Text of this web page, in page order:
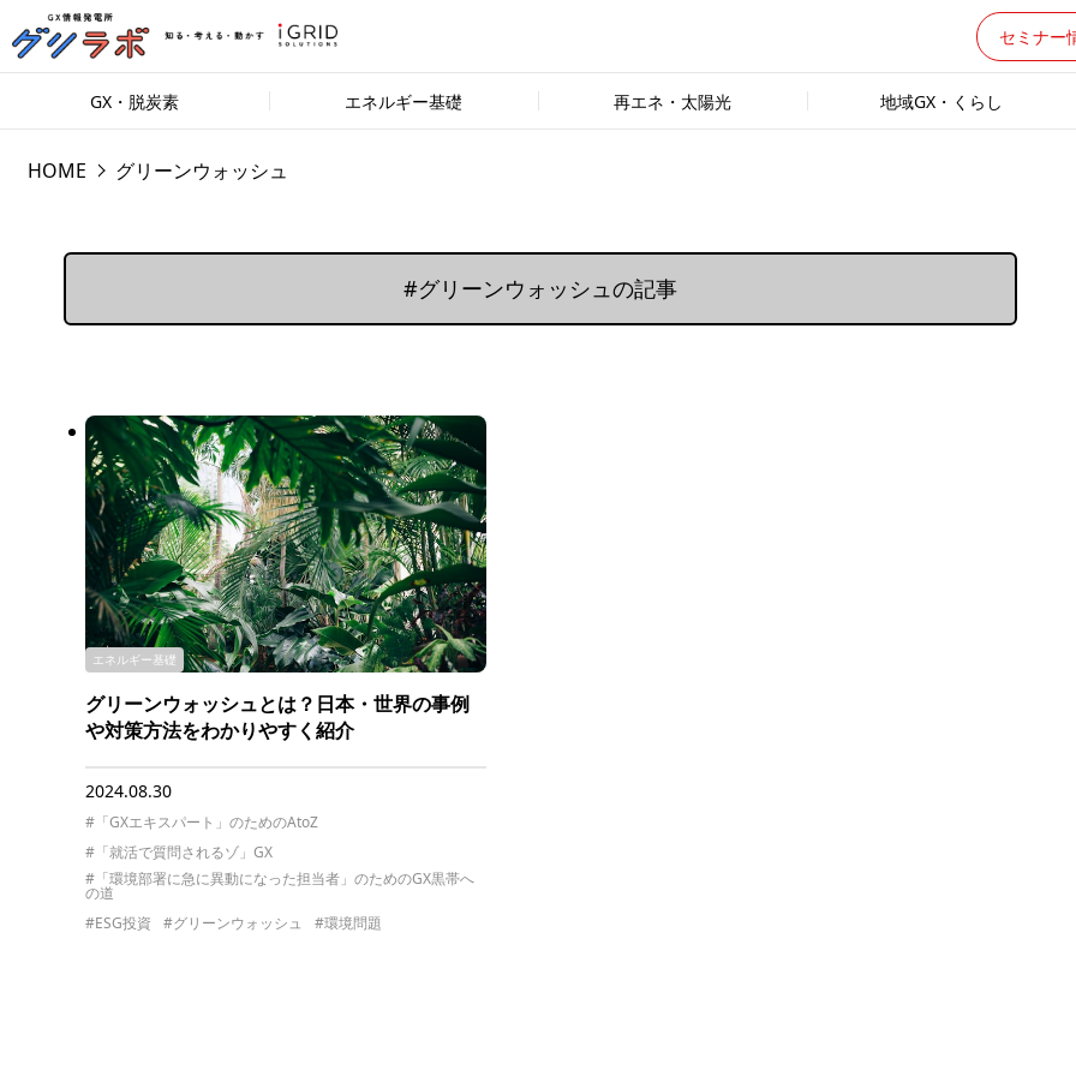
セミナー
GX・脱炭素 エネルギー基礎 再エネ・太陽光 地域GX・くらし
HOME グリーンウォッシュ
#グリーンウォッシュの記事
エネルギー基礎
グリーンウォッシュとは？日本・世界の事例
や対策方法をわかりやすく紹介
2024.08.30
#「GXエキスパート」のためのAtoZ
#「就活で質問されるゾ」GX
#「環境部署に急に異動になった担当者」のためのGX黒帯へ
の道
#ESG投資
#グリーンウォッシュ #環境問題